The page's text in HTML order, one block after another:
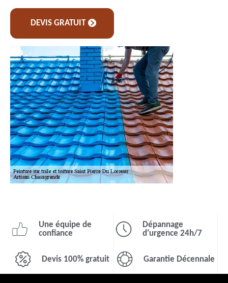
DEVIS GRATUIT
Une équipe de
confiance
Dépannage
d'urgence 24h/7
Devis 100% gratuit Garantie Décennale